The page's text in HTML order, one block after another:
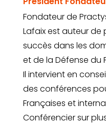
Fondateur de
Lafaix est auteur de
succès dans les
et de la Défense du
Il intervient en
des conférences
Françaises et
Conférencier sur